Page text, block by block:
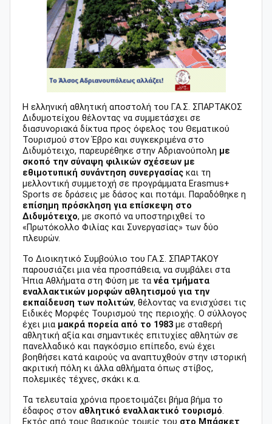
Η ελληνική αθλητική αποστολή του Γ.Α.Σ. ΣΠΑΡΤΑΚΟΣ
Διδυμοτείχου θέλοντας να συμμετάσχει σε
διασυνοριακά δίκτυα προς όφελος του Θεματικού
Τουρισμού στον Έβρο και συγκεκριμένα στο
Διδυμότειχο, παρευρέθηκε στην Αδριανούπολη με
σκοπό την σύναψη φιλικών σχέσεων με
εθιμοτυπική συνάντηση συνεργασίας και τη
μελλοντική συμμετοχή σε προγράμματα Erasmus+
Sports σε δράσεις με δάσος και ποτάμι. Παραδόθηκε η
επίσημη πρόσκληση για επίσκεψη στο
Διδυμότειχο, με σκοπό να υποστηριχθεί το
«Πρωτόκολλο Φιλίας και Συνεργασίας» των δύο
πλευρών.
Το Διοικητικό Συμβούλιο του Γ.Α.Σ. ΣΠΑΡΤΑΚΟΥ
παρουσιάζει μια νέα προσπάθεια, να συμβάλει στα
Ήπια Αθλήματα στη Φύση με τα νέα τμήματα
εναλλακτικών μορφών αθλητισμού για την
εκπαίδευση των πολιτών, θέλοντας να ενισχύσει τις
Ειδικές Μορφές Τουρισμού της περιοχής. Ο σύλλογος
έχει μια μακρά πορεία από το 1983 με σταθερή
αθλητική αξία και σημαντικές επιτυχίες αθλητών σε
πανελλαδικό και παγκόσμιο επίπεδο, ενώ έχει
βοηθήσει κατά καιρούς να αναπτυχθούν στην ιστορική
ακριτική πόλη κι άλλα αθλήματα όπως στίβος,
πολεμικές τέχνες, σκάκι κ.α.
Τα τελευταία χρόνια προετοιμάζει βήμα βήμα το
έδαφος στον αθλητικό εναλλακτικό τουρισμό.